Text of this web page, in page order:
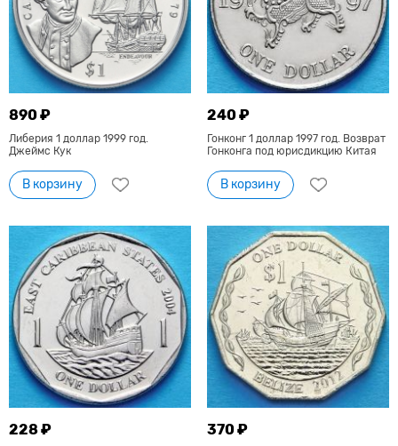
890 ₽
Либерия 1 доллар 1999 год.
Джеймс Кук
В корзину
240 ₽
Гонконг 1 доллар 1997 год. Возврат
Гонконга под юрисдикцию Китая
В корзину
228 ₽ 370 ₽